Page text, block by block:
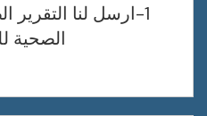
1-ارسل لنا التقرير
الصحية